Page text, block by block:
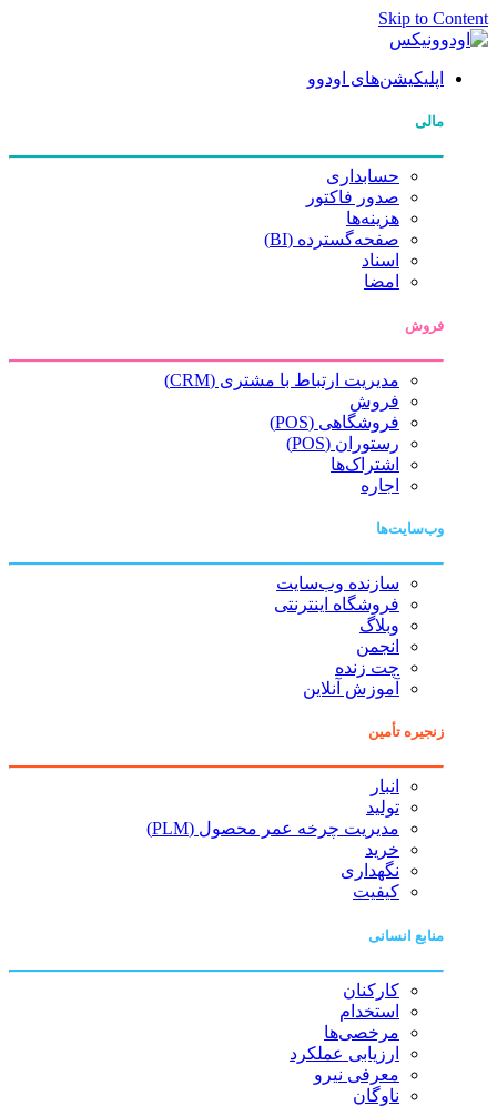
Skip to Content
اپلیکیشن‌های اودوو
مالی
حسابداری
صدور فاکتور
هزینه‌ها
صفحه‌گسترده (BI)
اسناد
امضا
فروش
مدیریت ارتباط با مشتری (CRM)
فروش
فروشگاهی (POS)
رستوران (POS)
اشتراک‌ها
اجاره
وب‌سایت‌ها
سازنده وب‌سایت
فروشگاه اینترنتی
وبلاگ
انجمن
چت زنده
آموزش آنلاین
زنجیره تأمین
انبار
تولید
مدیریت چرخه عمر محصول (PLM)
خرید
نگهداری
کیفیت
منابع انسانی
کارکنان
استخدام
مرخصی‌ها
ارزیابی عملکرد
معرفی نیرو
ناوگان